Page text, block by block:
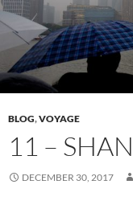
BLOG,VOYAGE
11 –
DECEMBER 30, 2017